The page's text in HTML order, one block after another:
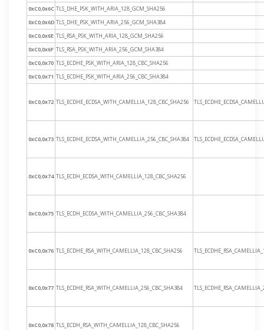
0xC0,0x6C TLS_DHE_PSK_WITH_ARIA_128_GCM_SHA256
0xC0,0x6D TLS_DHE_PSK_WITH_ARIA_256_GCM_SHA384
0xC0,0x6E TLS_RSA_PSK_WITH_ARIA_128_GCM_SHA256
0xC0,0x6F TLS_RSA_PSK_WITH_ARIA_256_GCM_SHA384
0xC0,0x70 TLS_ECDHE_PSK_WITH_ARIA_128_CBC_SHA256
0xC0,0x71 TLS_ECDHE_PSK_WITH_ARIA_256_CBC_SHA384
0xC0,0x72 TLS_ECDHE_ECDSA_WITH_CAMELLIA_128_CBC_SHA256
0xC0,0x73 TLS_ECDHE_ECDSA_WITH_CAMELLIA_256_CBC_SHA384
0xC0,0x74 TLS_ECDH_ECDSA_WITH_CAMELLIA_128_CBC_SHA256
0xC0,0x75 TLS_ECDH_ECDSA_WITH_CAMELLIA_256_CBC_SHA384
0xC0,0x76 TLS_ECDHE_RSA_WITH_CAMELLIA_128_CBC_SHA256
0xC0,0x77 TLS_ECDHE_RSA_WITH_CAMELLIA_256_CBC_SHA384
0xC0,0x78 TLS_ECDH_RSA_WITH_CAMELLIA_128_CBC_SHA256